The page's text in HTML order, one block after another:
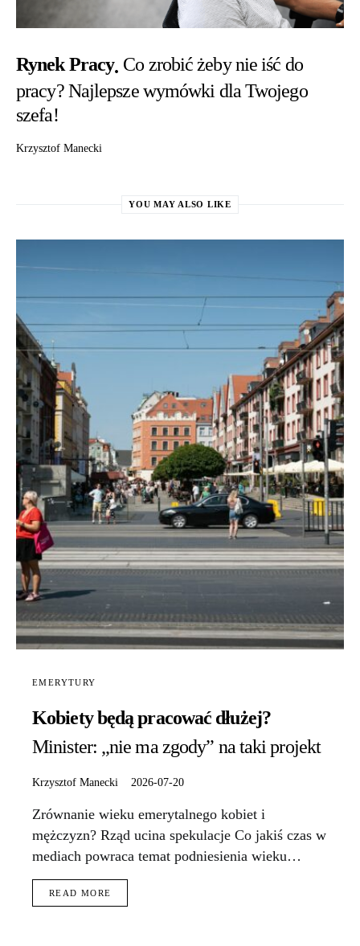
Rynek Pracy Co zrobić żeby nie iść do
pracy? Najlepsze wymówki dla Twojego
szefa!
Krzysztof Manecki
YOU MAY ALSO LIKE
EMERYTURY
Kobiety będą pracować dłużej?
Minister: „nie ma zgody” na taki projekt
Krzysztof Manecki 2026-07-20
Zrównanie wieku emerytalnego kobiet i
mężczyzn? Rząd ucina spekulacje Co jakiś czas w
mediach powraca temat podniesienia wieku…
READ MORE